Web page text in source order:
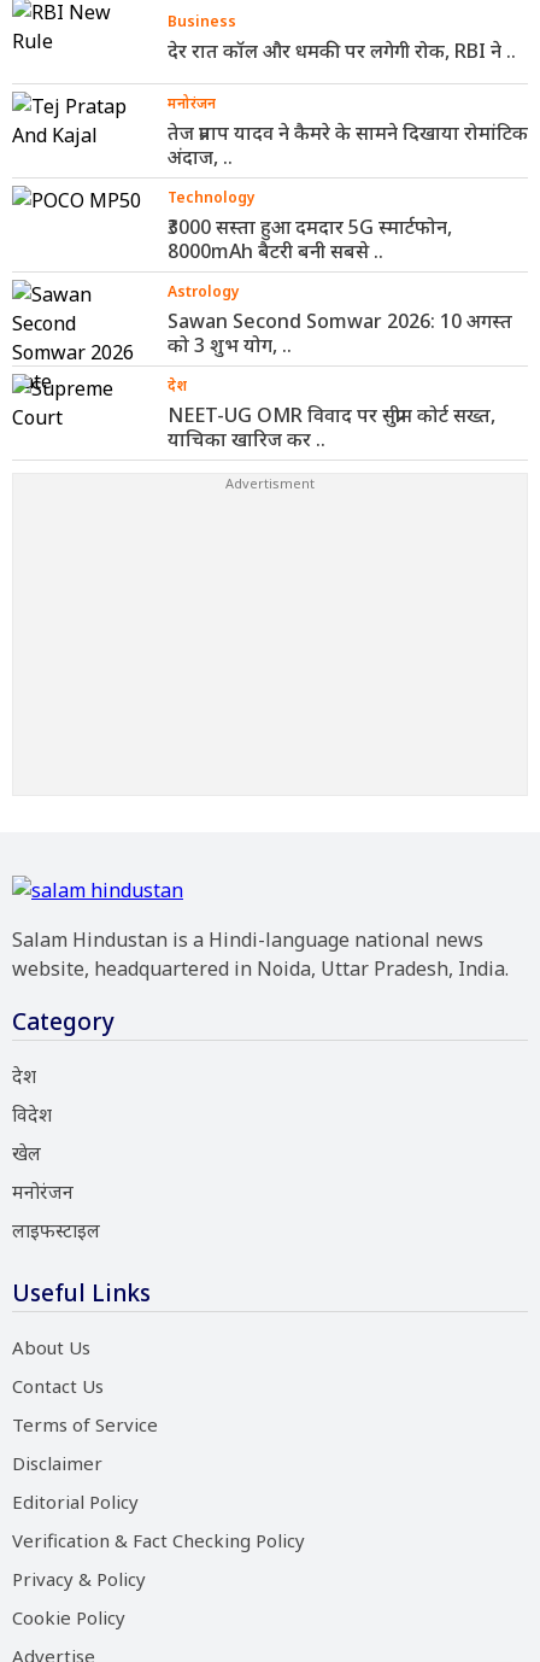
Business
देर रात कॉल और धमकी पर लगेगी रोक, RBI ने ..
मनोरंजन
तेज प्रताप यादव ने कैमरे के सामने दिखाया रोमांटिक
अंदाज, ..
Technology
₹3000 सस्ता हुआ दमदार 5G स्मार्टफोन,
8000mAh बैटरी बनी सबसे ..
Astrology
Sawan Second Somwar 2026: 10 अगस्त
को 3 शुभ योग, ..
देश
NEET-UG OMR विवाद पर सुप्रीम कोर्ट सख्त,
याचिका खारिज कर ..
Salam Hindustan is a Hindi-language national news
website, headquartered in Noida, Uttar Pradesh, India.
Category
देश
विदेश
खेल
मनोरंजन
लाइफस्टाइल
Useful Links
About Us
Contact Us
Terms of Service
Disclaimer
Editorial Policy
Verification & Fact Checking Policy
Privacy & Policy
Cookie Policy
Advertise